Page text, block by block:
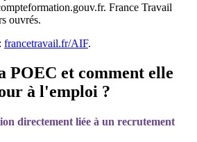
France Travail
ouvrés.
francetravail.fr/AIF.
POEC et comment elle
à l'emploi ?
directement liée à un recrutement